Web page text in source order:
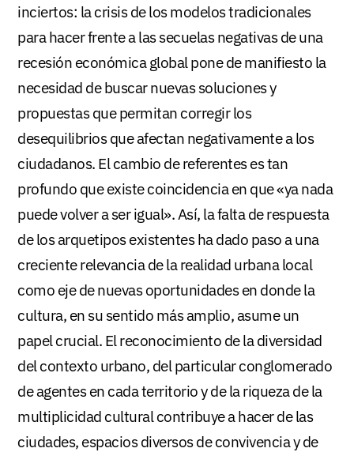
inciertos: la crisis de los modelos tradicionales
para hacer frente a las secuelas negativas de una
recesión económica global pone de manifiesto la
necesidad de buscar nuevas soluciones y
propuestas que permitan corregir los
desequilibrios que afectan negativamente a los
ciudadanos. El cambio de referentes es tan
profundo que existe coincidencia en que «ya nada
puede volver a ser igual». Así, la falta de respuesta
de los arquetipos existentes ha dado paso a una
creciente relevancia de la realidad urbana local
como eje de nuevas oportunidades en donde la
cultura, en su sentido más amplio, asume un
papel crucial. El reconocimiento de la diversidad
del contexto urbano, del particular conglomerado
de agentes en cada territorio y de la riqueza de la
multiplicidad cultural contribuye a hacer de las
ciudades, espacios diversos de convivencia y de